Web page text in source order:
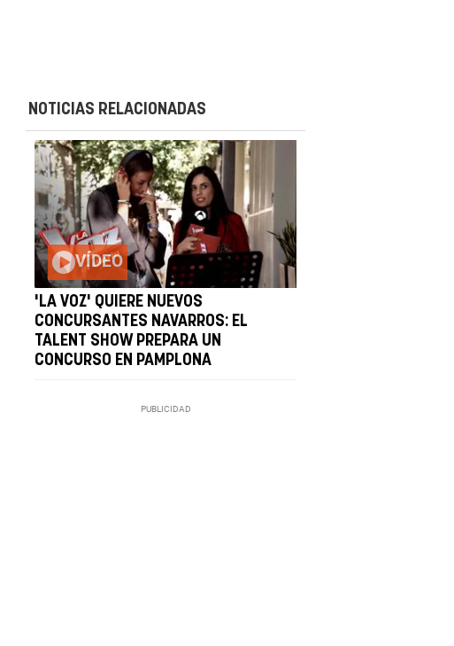
NOTICIAS RELACIONADAS
VÍDEO
'LA VOZ' QUIERE NUEVOS
CONCURSANTES NAVARROS: EL
TALENT SHOW PREPARA UN
CONCURSO EN PAMPLONA